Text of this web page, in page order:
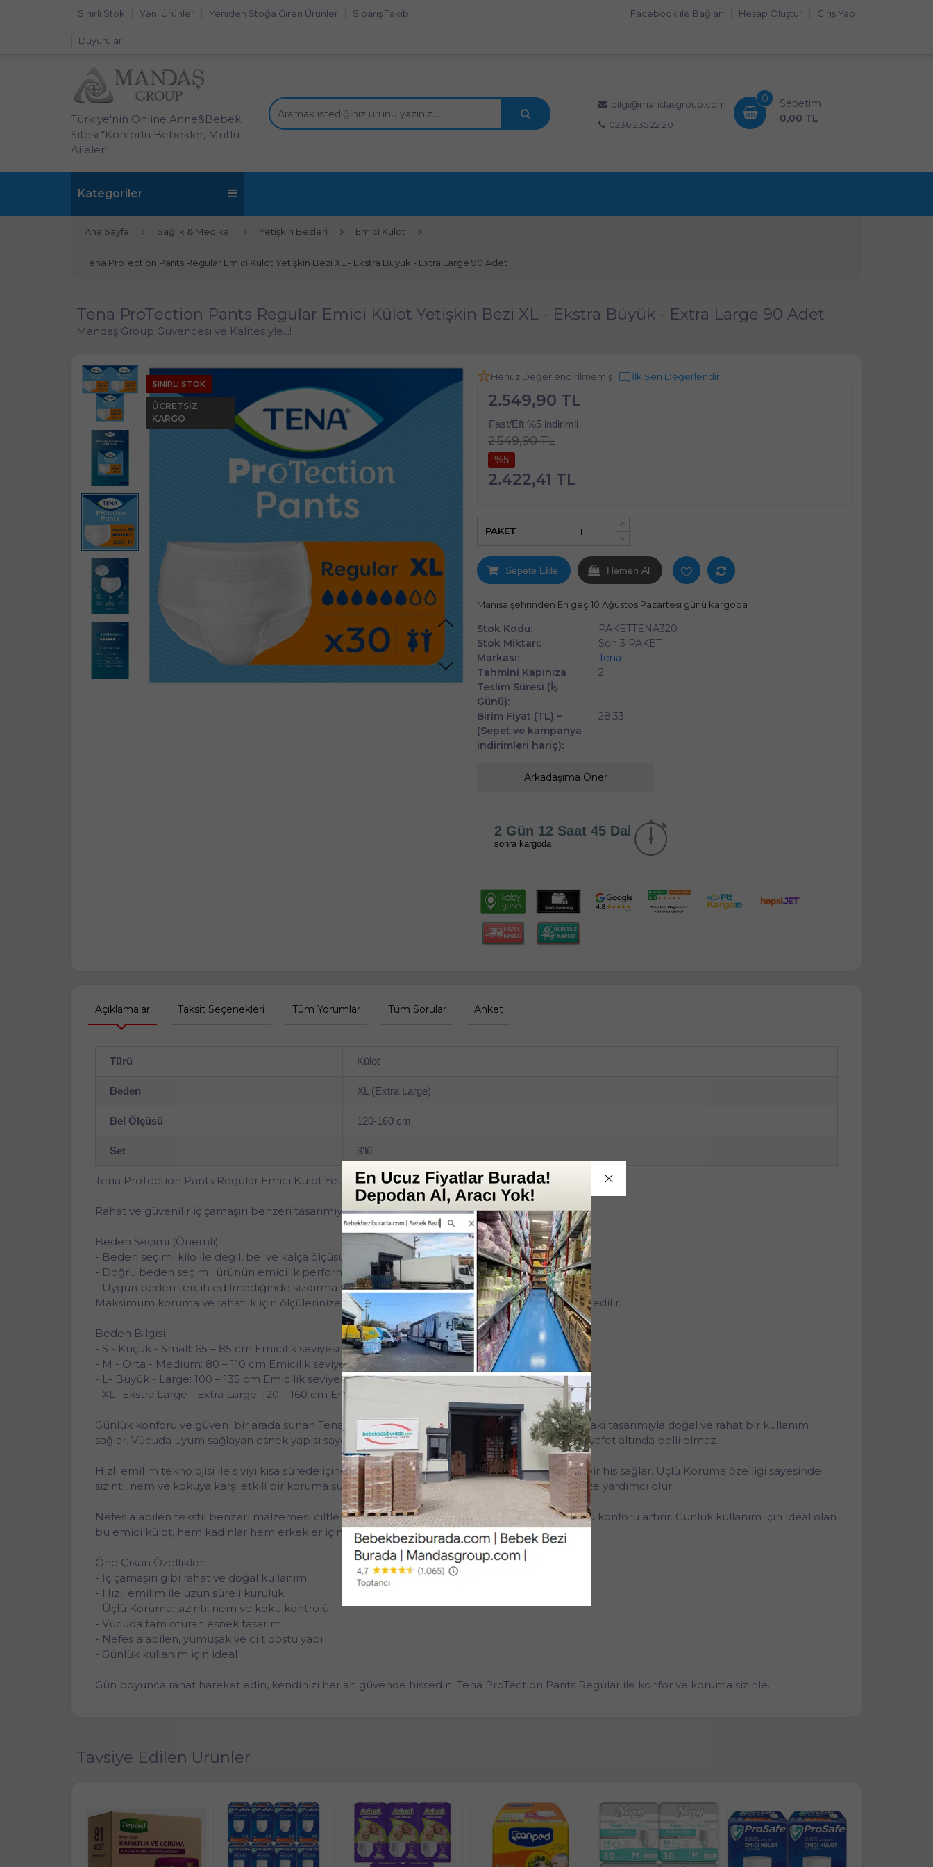
Sınırlı Stok Yeni Ürünler Yeniden Stoğa Giren Ürünler Sipariş Takibi
Duyurular
Giriş Yap
Hesap Oluştur
Facebook ile Bağlan
Türkiye'nin Online Anne&Bebek
Sitesi “Konforlu Bebekler, Mutlu
Aileler”
bilgi@mandasgroup.com
0236 235 22 20
0
Sepetim
0,00 TL
Kategoriler
Ana Sayfa Sağlık & Medikal Yetişkin Bezleri Emici Külot
Tena ProTection Pants Regular Emici Külot Yetişkin Bezi XL - Ekstra Büyük - Extra Large 90 Adet
Tena ProTection Pants Regular Emici Külot Yetişkin Bezi XL - Ekstra Büyük - Extra Large 90 Adet
Mandaş Group Güvencesi ve Kalitesiyle...!
SINIRLI STOK
ÜCRETSIZ
KARGO
Henüz Değerlendirilmemiş İlk Sen Değerlendir
2.549,90 TL
Fast/Eft %5 indirimli
2.549,90 TL
%5
2.422,41 TL
+
PAKET
Sepete Ekle Hemen Al
Manisa şehrinden En geç 10 Ağustos Pazartesi günü kargoda
Stok Kodu:
PAKETTENA320
Stok Miktarı:
Son 3 PAKET
Markası:
Tena
Tahmini Kapınıza
Teslim Süresi (İş
Günü):
2
Birim Fiyat (TL) –
(Sepet ve kampanya
indirimleri hariç):
28,33
Arkadaşıma Öner
2 Gün 12 Saat 45 Dakika
sonra kargoda
Açıklamalar Taksit Seçenekleri Tüm Yorumlar Tüm Sorular Anket
Türü Külot
Beden XL (Extra Large)
Bel Ölçüsü 120-160 cm
Set 3'lü
Tena ProTection Pants Regular Emici Külot Yetişkin Bezi XL - Ekstra Büyük - Extra Large 90 Adet
Rahat ve güvenilir iç çamaşırı benzeri tasarımıyla her gün güvenilir sızıntı koruması
Beden Seçimi (Önemli)
- Beden seçimi kilo ile değil, bel ve kalça ölçüsüne göre yapılmalıdır.
- Doğru beden seçimi, ürünün emicilik performansını ve kullanım konforunu doğrudan etkiler.
- Uygun beden tercih edilmediğinde sızdırma ve uyum sorunları yaşanabilir.
Maksimum koruma ve rahatlık için ölçülerinize uygun beden seçimi yapmanız önemle tavsiye edilir.
Beden Bilgisi
- S - Küçük - Small: 65 – 85 cm Emicilik seviyesi 6 Damla
- M - Orta - Medium: 80 – 110 cm Emicilik seviyesi 6 Damla
- L- Büyük - Large: 100 – 135 cm Emicilik seviyesi 6 Damla
- XL- Ekstra Large - Extra Large: 120 – 160 cm Emicilik seviyesi 6 Damla
Günlük konforu ve güveni bir arada sunan Tena ProTection Pants Regular, iç çamaşırı formundaki tasarımıyla doğal ve rahat bir kullanım
sağlar. Vücuda uyum sağlayan esnek yapısı sayesinde gün boyu hareket özgürlüğü sunar ve kıyafet altında belli olmaz.
Hızlı emilim teknolojisi ile sıvıyı kısa sürede içine çeker, yüzeyden uzaklaştırarak kuru ve ferah bir his sağlar. Üçlü Koruma özelliği sayesinde
sızıntı, nem ve kokuya karşı etkili bir koruma sunarak gün boyu kendinizi güvende hissetmenize yardımcı olur.
Nefes alabilen tekstil benzeri malzemesi ciltle uyumlu bir kullanım sunarken, yumuşak dokusu konforu artırır. Günlük kullanım için ideal olan
bu emici külot, hem kadınlar hem erkekler için pratik ve güvenilir bir çözümdür.
Öne Çıkan Özellikler:
- İç çamaşırı gibi rahat ve doğal kullanım
- Hızlı emilim ile uzun süreli kuruluk
- Üçlü Koruma: sızıntı, nem ve koku kontrolü
- Vücuda tam oturan esnek tasarım
- Nefes alabilen, yumuşak ve cilt dostu yapı
- Günlük kullanım için ideal
Gün boyunca rahat hareket edin, kendinizi her an güvende hissedin. Tena ProTection Pants Regular ile konfor ve koruma sizinle.
Tavsiye Edilen Ürünler